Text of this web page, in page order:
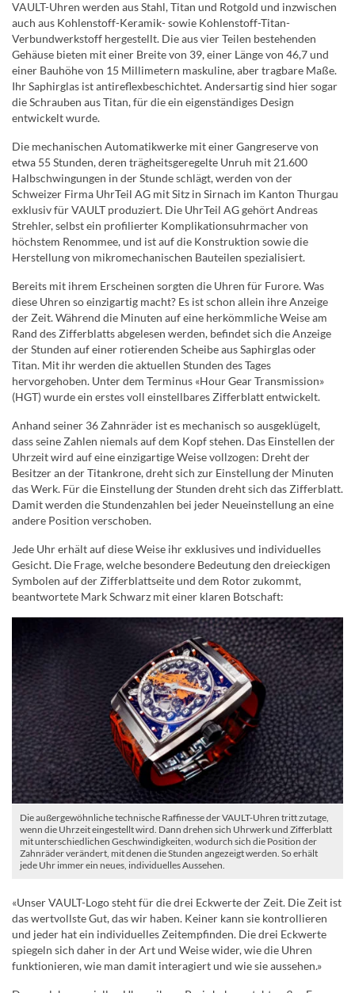
VAULT-Uhren werden aus Stahl, Titan und Rotgold und inzwischen
auch aus Kohlenstoff-Keramik- sowie Kohlenstoff-Titan-
Verbundwerkstoff hergestellt. Die aus vier Teilen bestehenden
Gehäuse bieten mit einer Breite von 39, einer Länge von 46,7 und
einer Bauhöhe von 15 Millimetern maskuline, aber tragbare Maße.
Ihr Saphirglas ist antireflexbeschichtet. Andersartig sind hier sogar
die Schrauben aus Titan, für die ein eigenständiges Design
entwickelt wurde.
Die mechanischen Automatikwerke mit einer Gangreserve von
etwa 55 Stunden, deren trägheitsgeregelte Unruh mit 21.600
Halbschwingungen in der Stunde schlägt, werden von der
Schweizer Firma UhrTeil AG mit Sitz in Sirnach im Kanton Thurgau
exklusiv für VAULT produziert. Die UhrTeil AG gehört Andreas
Strehler, selbst ein profilierter Komplikationsuhrmacher von
höchstem Renommee, und ist auf die Konstruktion sowie die
Herstellung von mikromechanischen Bauteilen spezialisiert.
Bereits mit ihrem Erscheinen sorgten die Uhren für Furore. Was
diese Uhren so einzigartig macht? Es ist schon allein ihre Anzeige
der Zeit. Während die Minuten auf eine herkömmliche Weise am
Rand des Zifferblatts abgelesen werden, befindet sich die Anzeige
der Stunden auf einer rotierenden Scheibe aus Saphirglas oder
Titan. Mit ihr werden die aktuellen Stunden des Tages
hervorgehoben. Unter dem Terminus «Hour Gear Transmission»
(HGT) wurde ein erstes voll einstellbares Zifferblatt entwickelt.
Anhand seiner 36 Zahnräder ist es mechanisch so ausgeklügelt,
dass seine Zahlen niemals auf dem Kopf stehen. Das Einstellen der
Uhrzeit wird auf eine einzigartige Weise vollzogen: Dreht der
Besitzer an der Titankrone, dreht sich zur Einstellung der Minuten
das Werk. Für die Einstellung der Stunden dreht sich das Zifferblatt.
Damit werden die Stundenzahlen bei jeder Neueinstellung an eine
andere Position verschoben.
Jede Uhr erhält auf diese Weise ihr exklusives und individuelles
Gesicht. Die Frage, welche besondere Bedeutung den dreieckigen
Symbolen auf der Zifferblattseite und dem Rotor zukommt,
beantwortete Mark Schwarz mit einer klaren Botschaft:
Die außergewöhnliche technische Raffinesse der VAULT-Uhren tritt zutage,
wenn die Uhrzeit eingestellt wird. Dann drehen sich Uhrwerk und Zifferblatt
mit unterschiedlichen Geschwindigkeiten, wodurch sich die Position der
Zahnräder verändert, mit denen die Stunden angezeigt werden. So erhält
jede Uhr immer ein neues, individuelles Aussehen.
«Unser VAULT-Logo steht für die drei Eckwerte der Zeit. Die Zeit ist
das wertvollste Gut, das wir haben. Keiner kann sie kontrollieren
und jeder hat ein individuelles Zeitempfinden. Die drei Eckwerte
spiegeln sich daher in der Art und Weise wider, wie die Uhren
funktionieren, wie man damit interagiert und wie sie aussehen.»